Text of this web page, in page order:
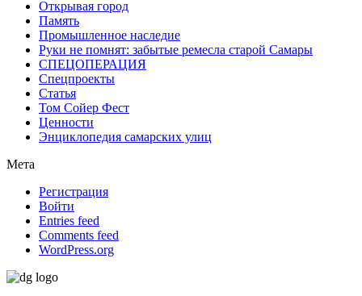
Открывая город
Память
Промышленное наследие
Руки не помнят: забытые ремесла старой Самары
СПЕЦОПЕРАЦИЯ
Спецпроекты
Статья
Том Сойер Фест
Ценности
Энциклопедия самарских улиц
Мета
Регистрация
Войти
Entries feed
Comments feed
WordPress.org